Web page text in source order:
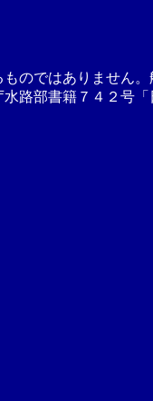
のではありません
路部書籍７４２号